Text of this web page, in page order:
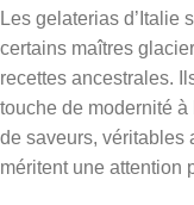
Les gelaterias d’Italie
certains maîtres
recettes ancestrales.
touche de modernité à
de saveurs, véritables
méritent une attention